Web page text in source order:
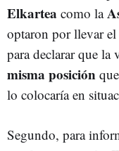
Elkartea como la
optaron por llevar
para declarar que la
misma posición
lo colocaría en
Segundo, para